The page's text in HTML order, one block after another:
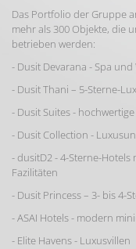
Das Portfolio der Gruppe
mehr als 300 Objekte, die
betrieben werden:
- Dusit Devarana - Spa
- Dusit Thani – 5-Sterne-
- Dusit Suites -
- Dusit Collection -
- dusitD2 - 4-Sterne-
Fazilitäten
- Dusit Princess – 3- bis 4-
- ASAI Hotels - modern
- Elite Havens - Luxusvillen